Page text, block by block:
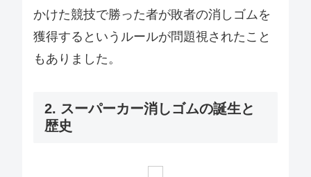
かけた競技で勝った者が敗者の消しゴムを
獲得するというルールが問題視されたこと
もありました。
2. スーパーカー消しゴムの誕生と
歴史